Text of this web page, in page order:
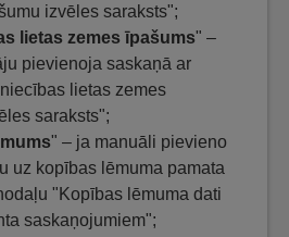
izvēles saraksts";
lietas zemes īpašums" –
pievienoja saskaņā ar
lietas zemes
saraksts";
" – ja manuāli pievieno
uz kopības lēmuma pamata
"Kopības lēmuma dati
saskaņojumiem";